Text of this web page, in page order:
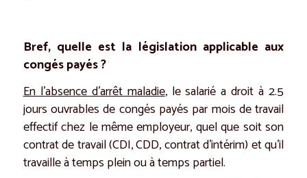
Bref, quelle est la législation applicable aux
congés payés ?
En l’absence d’arrêt maladie, le salarié a droit à 2.5
jours ouvrables de congés payés par mois de travail
effectif chez le même employeur, quel que soit son
contrat de travail (CDI, CDD, contrat d’intérim) et qu’il
travaille à temps plein ou à temps partiel.